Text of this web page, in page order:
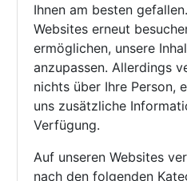
Ihnen am besten
Websites erneut
ermöglichen, unsere
anzupassen. Allerdings
nichts über Ihre Person,
uns zusätzliche
Verfügung.
Auf unseren Websites
nach den folgenden